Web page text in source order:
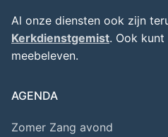
Al onze diensten ook zijn
Kerkdienstgemist. Ook kunt
meebeleven.
AGENDA
Zomer Zang avond